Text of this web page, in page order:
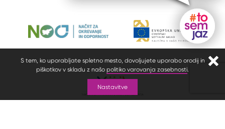
S tem, ko uporabljate spletno mesto, dovoljujete uporabo orodij in
piškotkov v skladu z našo politiko varovanja zasebnosti.
Nastavitve
Gumb